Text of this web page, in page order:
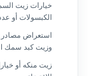
خيارات زيت
الكبسولات أو
استعراض مصادر
وزيت كبد سمك
زيت منكه أو